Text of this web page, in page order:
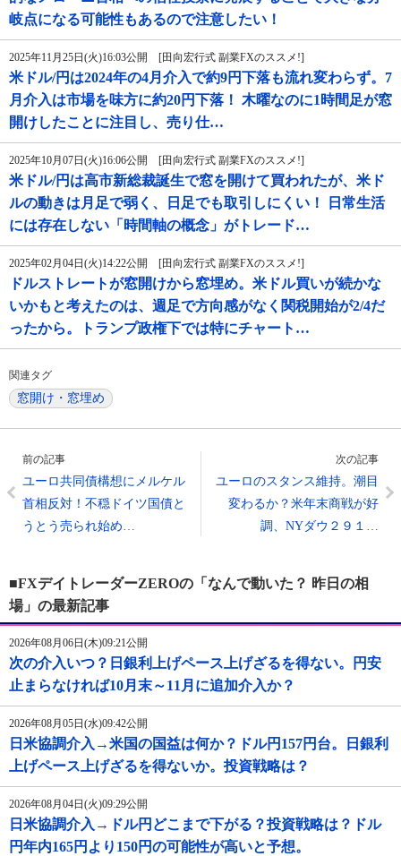
岐点になる可能性もあるので注意したい！
2025年11月25日(火)16:03公開 [田向宏行式 副業FXのススメ!]
米ドル/円は2024年の4月介入で約9円下落も流れ変わらず。7
月介入は市場を味方に約20円下落！ 木曜なのに1時間足が窓
開けしたことに注目し、売り仕…
2025年10月07日(火)16:06公開 [田向宏行式 副業FXのススメ!]
米ドル/円は高市新総裁誕生で窓を開けて買われたが、米ド
ルの動きは月足で弱く、日足でも取引しにくい！ 日常生活
には存在しない「時間軸の概念」がトレード…
2025年02月04日(火)14:22公開 [田向宏行式 副業FXのススメ!]
ドルストレートが窓開けから窓埋め。米ドル買いが続かな
いかもと考えたのは、週足で方向感がなく関税開始が2/4だ
ったから。トランプ政権下では特にチャート…
関連タグ
窓開け・窓埋め
前の記事
ユーロ共同債構想にメルケル
首相反対！不穏ドイツ国債と
うとう売られ始め…
次の記事
ユーロのスタンス維持。潮目
変わるか？米年末商戦が好
調、NYダウ２９１…
■FXデイトレーダーZEROの「なんで動いた？ 昨日の相
場」の最新記事
2026年08月06日(木)09:21公開
次の介入いつ？日銀利上げペース上げざるを得ない。円安
止まらなければ10月末～11月に追加介入か？
2026年08月05日(水)09:42公開
日米協調介入→米国の国益は何か？ドル円157円台。日銀利
上げペース上げざるを得ないか。投資戦略は？
2026年08月04日(火)09:29公開
日米協調介入→ドル円どこまで下がる？投資戦略は？ドル
円年内165円より150円の可能性が高いと予想。